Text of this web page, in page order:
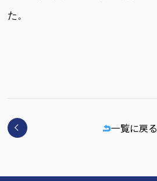
た。
一覧に戻る